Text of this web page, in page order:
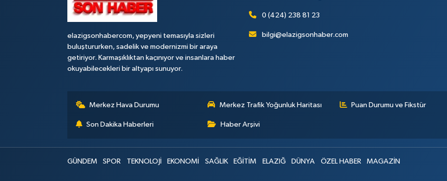
elazigsonhabercom, yepyeni temasıyla sizleri
buluştururken, sadelik ve modernizmi bir araya
getiriyor. Karmaşıklıktan kaçınıyor ve insanlara haber
okuyabilecekleri bir altyapı sunuyor.
0 (424) 238 81 23
bilgi@elazigsonhaber.com
Merkez Hava Durumu Merkez Trafik Yoğunluk Haritası Puan Durumu ve Fikstür
Son Dakika Haberleri Haber Arşivi
GÜNDEM SPOR TEKNOLOJİ EKONOMİ SAĞLIK EĞİTİM ELAZIĞ DÜNYA ÖZEL HABER MAGAZİN